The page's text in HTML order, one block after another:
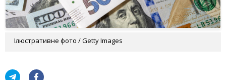
Ілюстративне фото / Getty Images